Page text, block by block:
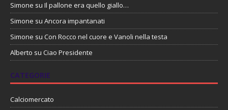
Simone su Il pallone era quello giallo…
Simone su Ancora impantanati
Simone su Con Rocco nel cuore e Vanoli nella testa
Alberto su Ciao Presidente
CATEGORIE
Calciomercato